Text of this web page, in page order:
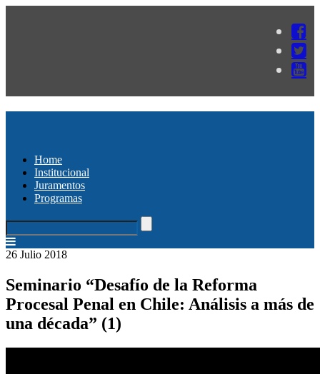
Home
Institucional
Juramentos
Programas
26 Julio 2018
Seminario “Desafío de la Reforma
Procesal Penal en Chile: Análisis a más de
una década” (1)